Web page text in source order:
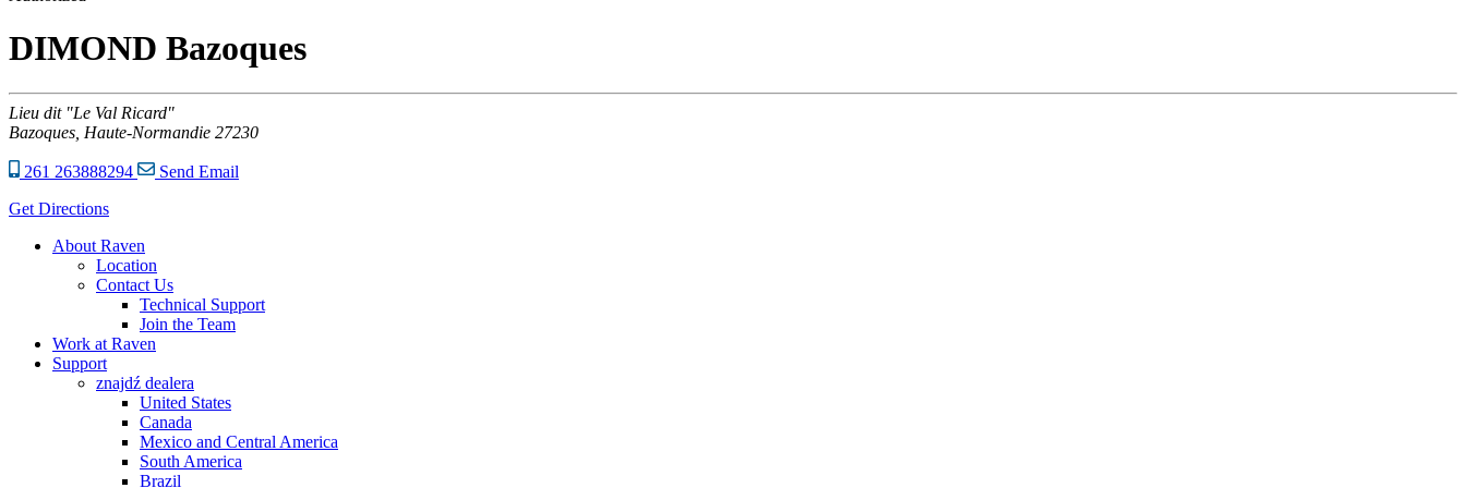
DIMOND Bazoques
Lieu dit "Le Val Ricard"
Bazoques, Haute-Normandie 27230
261 263888294
Send Email
Get Directions
About Raven
Location
Contact Us
Technical Support
Join the Team
Work at Raven
Support
znajdź dealera
United States
Canada
Mexico and Central America
South America
Brazil